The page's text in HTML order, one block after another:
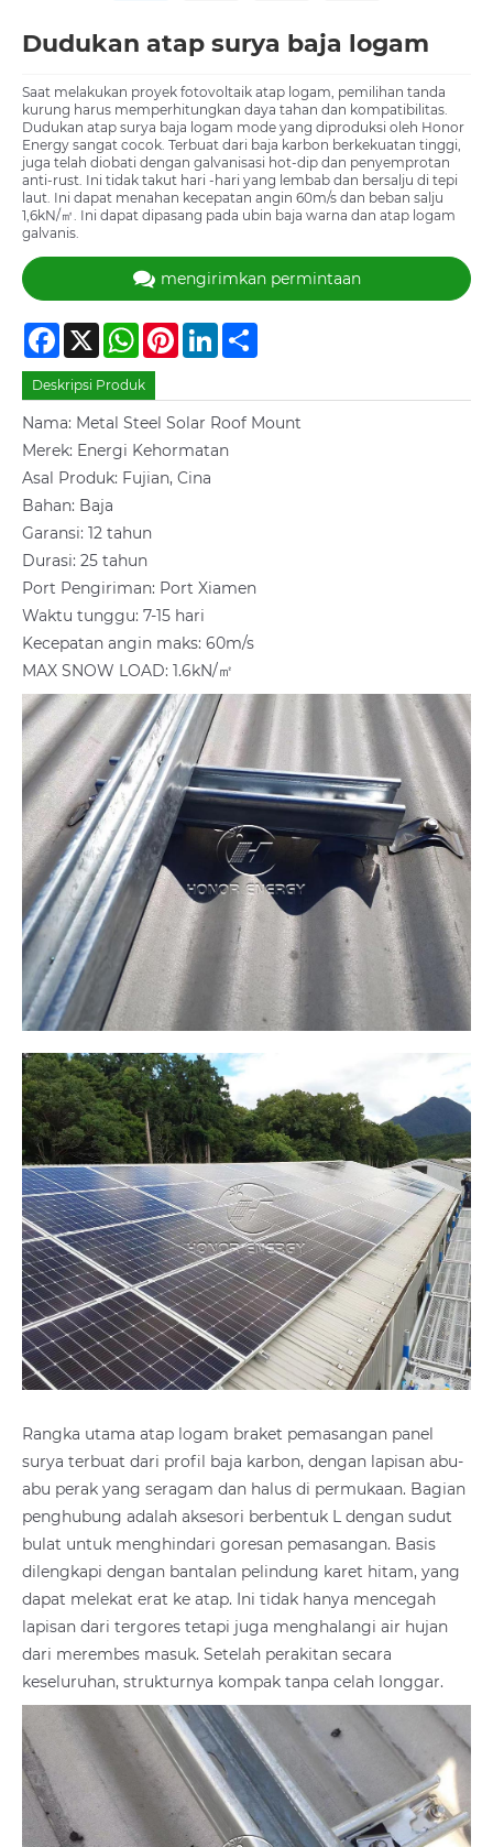
Dudukan atap surya baja logam
Saat melakukan proyek fotovoltaik atap logam, pemilihan tanda
kurung harus memperhitungkan daya tahan dan kompatibilitas.
Dudukan atap surya baja logam mode yang diproduksi oleh Honor
Energy sangat cocok. Terbuat dari baja karbon berkekuatan tinggi,
juga telah diobati dengan galvanisasi hot-dip dan penyemprotan
anti-rust. Ini tidak takut hari -hari yang lembab dan bersalju di tepi
laut. Ini dapat menahan kecepatan angin 60m/s dan beban salju
1,6kN/㎡. Ini dapat dipasang pada ubin baja warna dan atap logam
galvanis.
mengirimkan permintaan
Facebook
X WhatsAppPinterestLinkedIn
Deskripsi Produk
Nama: Metal Steel Solar Roof Mount
Merek: Energi Kehormatan
Asal Produk: Fujian, Cina
Bahan: Baja
Garansi: 12 tahun
Durasi: 25 tahun
Port Pengiriman: Port Xiamen
Waktu tunggu: 7-15 hari
Kecepatan angin maks: 60m/s
MAX SNOW LOAD: 1.6kN/㎡
Rangka utama atap logam braket pemasangan panel
surya terbuat dari profil baja karbon, dengan lapisan abu-
abu perak yang seragam dan halus di permukaan. Bagian
penghubung adalah aksesori berbentuk L dengan sudut
bulat untuk menghindari goresan pemasangan. Basis
dilengkapi dengan bantalan pelindung karet hitam, yang
dapat melekat erat ke atap. Ini tidak hanya mencegah
lapisan dari tergores tetapi juga menghalangi air hujan
dari merembes masuk. Setelah perakitan secara
keseluruhan, strukturnya kompak tanpa celah longgar.